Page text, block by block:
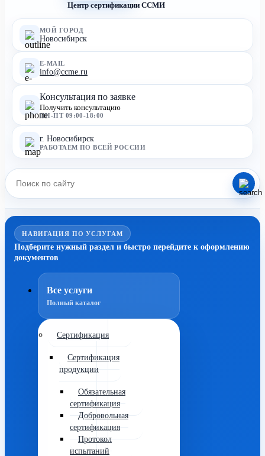
Центр сертификации ССМИ
МОЙ ГОРОД
Новосибирск
E-MAIL
info@ccme.ru
Консультация по заявке
Получить консультацию
ПН-ПТ 09:00-18:00
г. Новосибирск
РАБОТАЕМ ПО ВСЕЙ РОССИИ
НАВИГАЦИЯ ПО УСЛУГАМ
Подберите нужный раздел и быстро перейдите к оформлению
документов
Все услуги
Полный каталог
Сертификация
Сертификация
продукции
Обязательная
сертификация
Добровольная
сертификация
Протокол
испытаний